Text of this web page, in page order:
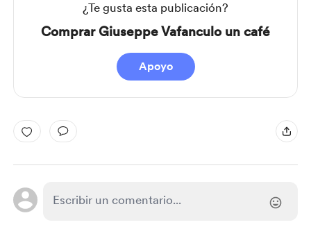
¿Te gusta esta publicación?
Comprar Giuseppe Vafanculo un café
Apoyo